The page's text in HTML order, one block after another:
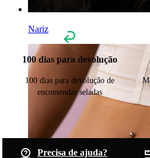
Nariz
100 dias para devolução
100 dias para devolução de
encomendas seladas
Precisa de ajuda?